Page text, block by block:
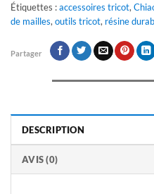
Étiquettes :accessoires tricot,
de mailles, outils tricot, résine
Partager
DESCRIPTION
AVIS (0)